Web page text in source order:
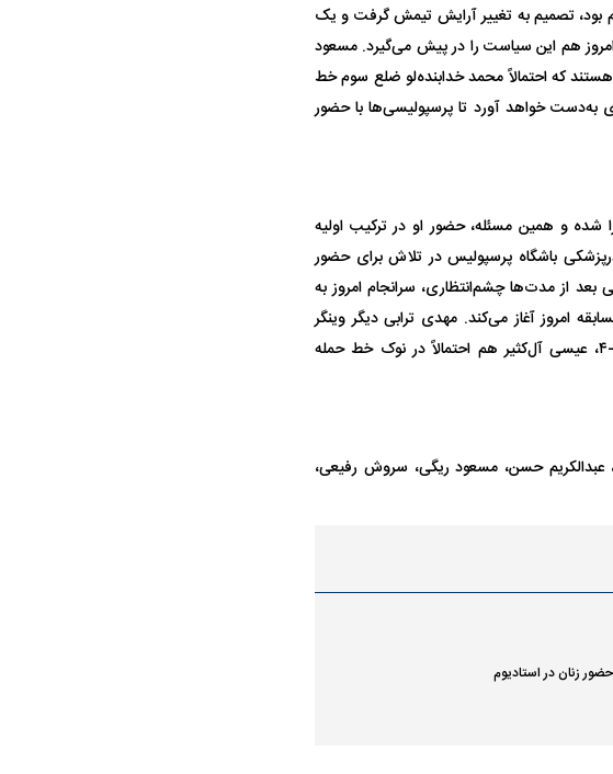
بود، تصمیم به تغییر آرایش تیمش گرفت و یک
هم این سیاست را در پیش می‌گیرد. مسعود
که احتمالاً محمد خدابنده‌لو ضلع سوم خط
به‌دست خواهد آورد تا پرسپولیسی‌ها با حضور
شده و همین مسئله، حضور او در ترکیب اولیه
باشگاه پرسپولیس در تلاش برای حضور
از مدت‌ها چشم‌انتظاری، سرانجام امروز به
امروز آغاز می‌کند. مهدی ترابی دیگر وینگر
پرسپولیسی‌ها در مسابقه امروز خواهد بود و با توجه به آرایش احتمالی ۳-۱-۲-۴، عیسی آل‌کثیر هم احتمالاً در نوک خط حمله
عبدالکریم حسن، مسعود ریگی، سروش رفیعی،
زنان در استادیوم